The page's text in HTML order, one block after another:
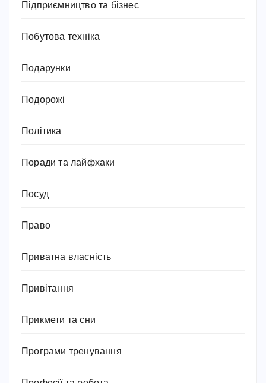
Підприємництво та бізнес
Побутова техніка
Подарунки
Подорожі
Політика
Поради та лайфхаки
Посуд
Право
Приватна власність
Привітання
Прикмети та сни
Програми тренування